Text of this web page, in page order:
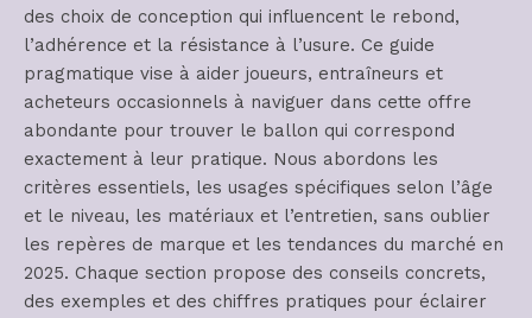
des choix de conception qui influencent le rebond,
l’adhérence et la résistance à l’usure. Ce guide
pragmatique vise à aider joueurs, entraîneurs et
acheteurs occasionnels à naviguer dans cette offre
abondante pour trouver le ballon qui correspond
exactement à leur pratique. Nous abordons les
critères essentiels, les usages spécifiques selon l’âge
et le niveau, les matériaux et l’entretien, sans oublier
les repères de marque et les tendances du marché en
2025. Chaque section propose des conseils concrets,
des exemples et des chiffres pratiques pour éclairer